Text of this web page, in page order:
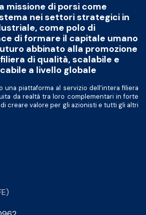
missione di porsi come
nei settori strategici in
come polo di
di formare il capitale umano
abbinato alla promozione
di qualità, scalabile e
a livello globale
una piattaforma al servizio dell’intera filiera
da realtà tra loro complementari in forte
creare valore per gli azionisti e tutti gli altri